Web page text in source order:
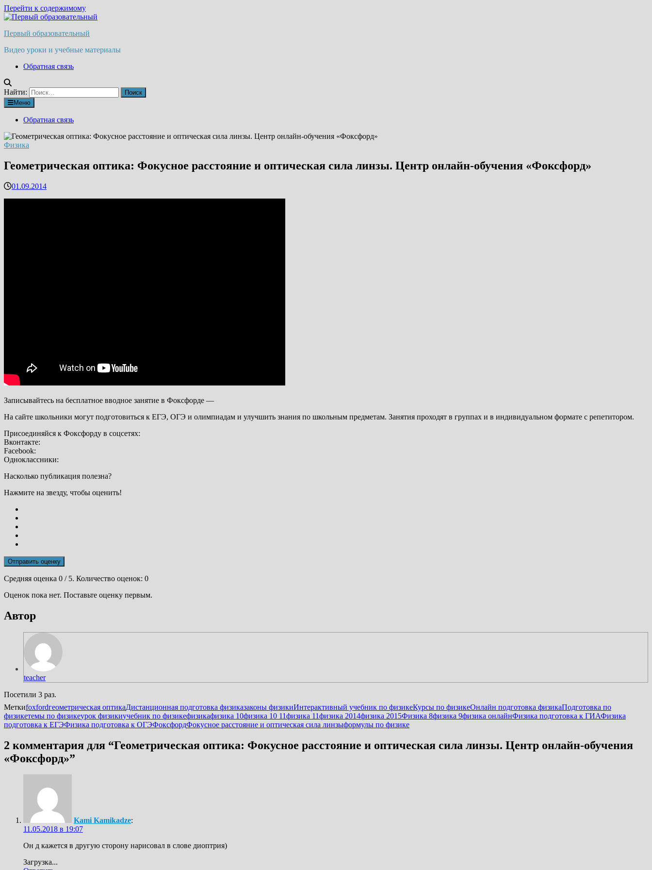
Перейти к содержимому
Первый образовательный
Видео уроки и учебные материалы
Обратная связь
Найти:
Меню
Обратная связь
Физика
Геометрическая оптика: Фокусное расстояние и оптическая сила линзы. Центр онлайн-обучения «Фоксфорд»
01.09.2014
Записывайтесь на бесплатное вводное занятие в Фоксфорде —
На сайте школьники могут подготовиться к ЕГЭ, ОГЭ и олимпиадам и улучшить знания по школьным предметам. Занятия проходят в группах и в индивидуальном формате с репетитором.
Присоединяйся к Фоксфорду в соцсетях:
Вконтакте:
Facebook:
Одноклассники:
Насколько публикация полезна?
Нажмите на звезду, чтобы оценить!
Отправить оценку
Средняя оценка 0 / 5. Количество оценок: 0
Оценок пока нет. Поставьте оценку первым.
Автор
teacher
Посетили 3 раз.
Меткиfoxfordгеометрическая оптикаДистанционная подготовка физиказаконы физикиИнтерактивный учебник по физикеКурсы по физикеОнлайн подготовка физикаПодготовка по
физикетемы по физикеурок физикиучебник по физикефизикафизика 10физика 10 11физика 11физика 2014физика 2015Физика 8физика 9физика онлайнФизика подготовка к ГИАФизика
подготовка к ЕГЭФизика подготовка к ОГЭФоксфордФокусное расстояние и оптическая сила линзыформулы по физике
2 комментария для “Геометрическая оптика: Фокусное расстояние и оптическая сила линзы. Центр онлайн-обучения
«Фоксфорд»”
Kami Kamikadze:
11.05.2018 в 19:07
Он д кажется в другую сторону нарисовал в слове диоптрия)
Загрузка...